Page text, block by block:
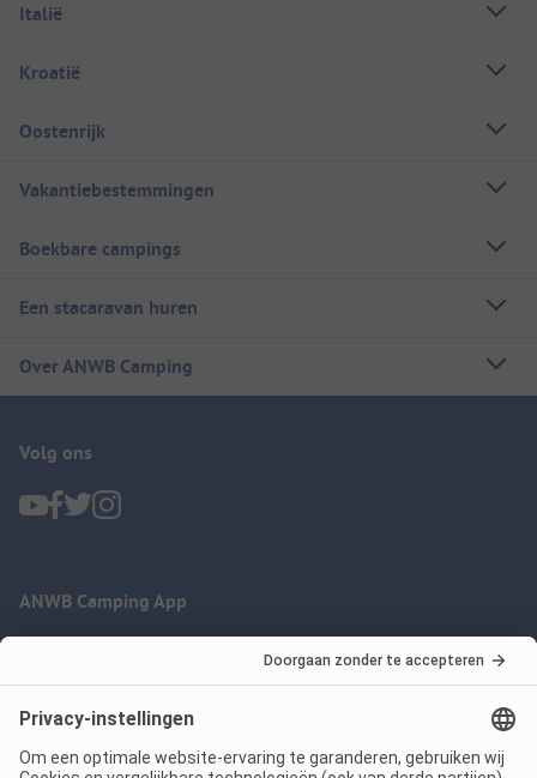
Italië
Kroatië
Oostenrijk
Vakantiebestemmingen
Boekbare campings
Een stacaravan huren
Over ANWB Camping
Volg ons
ANWB Camping App